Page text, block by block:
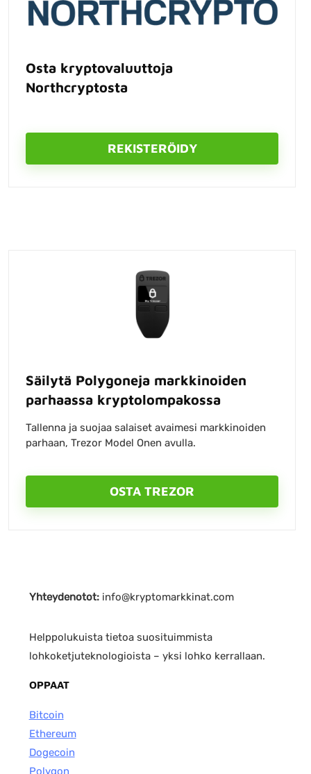
Osta kryptovaluuttoja
Northcryptosta
REKISTERÖIDY
Säilytä Polygoneja markkinoiden
parhaassa kryptolompakossa
Tallenna ja suojaa salaiset avaimesi markkinoiden
parhaan, Trezor Model Onen avulla.
OSTA TREZOR
Yhteydenotot: info@kryptomarkkinat.com
Helppolukuista tietoa suosituimmista
lohkoketjuteknologioista – yksi lohko kerrallaan.
OPPAAT
Bitcoin
Ethereum
Dogecoin
Polygon